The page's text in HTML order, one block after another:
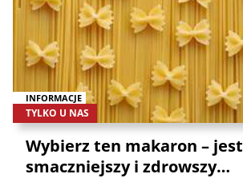
INFORMACJE
TYLKO U NAS
Wybierz ten makaron – jest
smaczniejszy i zdrowszy…